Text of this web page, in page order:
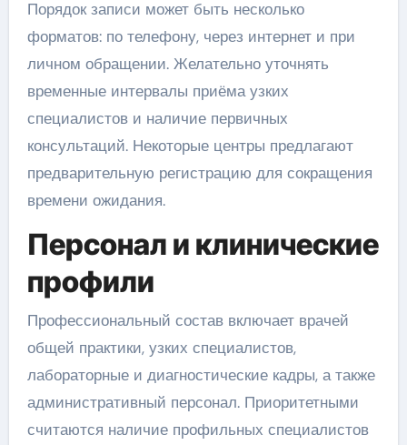
Порядок записи может быть несколько
форматов: по телефону, через интернет и при
личном обращении. Желательно уточнять
временные интервалы приёма узких
специалистов и наличие первичных
консультаций. Некоторые центры предлагают
предварительную регистрацию для сокращения
времени ожидания.
Персонал и клинические
профили
Профессиональный состав включает врачей
общей практики, узких специалистов,
лабораторные и диагностические кадры, а также
административный персонал. Приоритетными
считаются наличие профильных специалистов